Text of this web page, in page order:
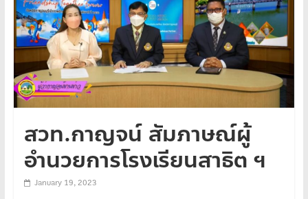
สวท.กาญจน์ สัมภาษณ์ผู้
อำนวยการโรงเรียนสาธิต ฯ
January 19, 2023